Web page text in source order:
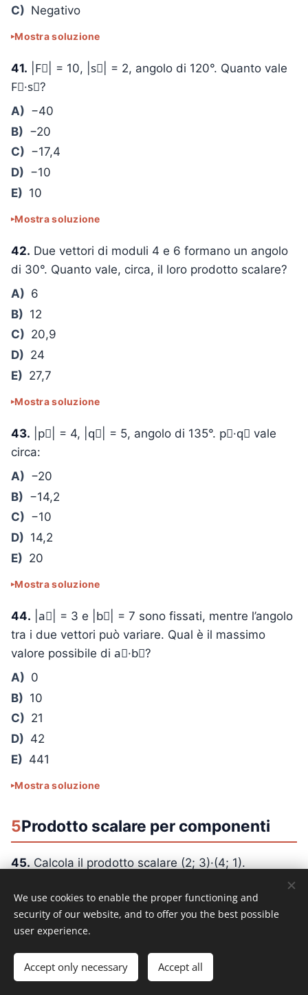
C) Negativo
Mostra soluzione
41.
|F⃗| = 10, |s⃗| = 2, angolo di 120°. Quanto vale
F⃗·s⃗?
A) −40
B) −20
C) −17,4
D) −10
E) 10
Mostra soluzione
42. Due vettori di moduli 4 e 6 formano un angolo
di 30°. Quanto vale, circa, il loro prodotto scalare?
A) 6
B) 12
C) 20,9
D) 24
E) 27,7
Mostra soluzione
43.
|p⃗| = 4, |q⃗| = 5, angolo di 135°. p⃗·q⃗ vale
circa:
A) −20
B) −14,2
C) −10
D) 14,2
E) 20
Mostra soluzione
44. |a⃗| = 3 e |b⃗| = 7 sono fissati, mentre l’angolo
tra i due vettori può variare. Qual è il massimo
valore possibile di a⃗·b⃗?
A) 0
B) 10
C) 21
D) 42
E) 441
Mostra soluzione
5Prodotto scalare per componenti
45. Calcola il prodotto scalare (2; 3)·(4; 1).
C) 8
11
We use cookies to enable the proper functioning and
security of our website, and to offer you the best possible
user experience.
Accept only necessary Accept all